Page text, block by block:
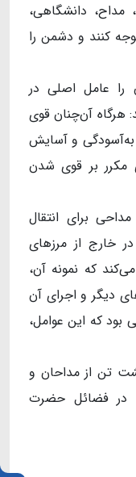
مداح، دانشگاهی،
کنند و دشمن را
را عامل اصلی در
هرگاه آن‌چنان قوی
و آسایش
بر قوی شدن
برای انتقال
خارج از مرزهای
که نمونه آن،
دیگر و اجرای آن
بود که این عوامل،
تن از مداحان و
در فضائل حضرت